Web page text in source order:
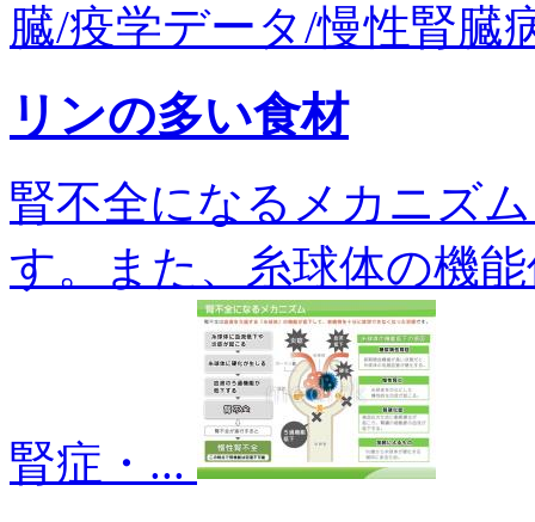
臓/疫学データ/慢性腎臓
リンの多い食材
腎不全になるメカニズ
す。また、糸球体の機
腎症・...